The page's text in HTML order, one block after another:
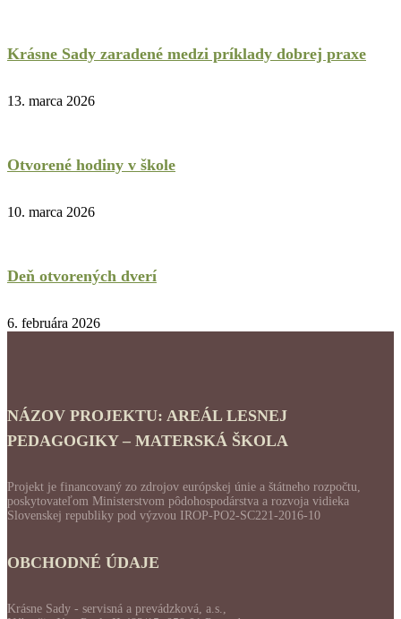
Krásne Sady zaradené medzi príklady dobrej praxe
13. marca 2026
Otvorené hodiny v škole
10. marca 2026
Deň otvorených dverí
6. februára 2026
NÁZOV PROJEKTU: AREÁL LESNEJ
PEDAGOGIKY – MATERSKÁ ŠKOLA
Projekt je financovaný zo zdrojov európskej únie a štátneho rozpočtu,
poskytovateľom Ministerstvom pôdohospodárstva a rozvoja vidieka
Slovenskej republiky pod výzvou IROP-PO2-SC221-2016-10
OBCHODNÉ ÚDAJE
Krásne Sady - servisná a prevádzková, a.s.,